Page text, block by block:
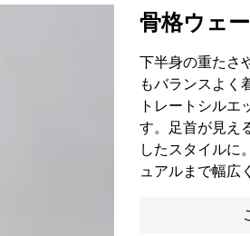
骨格ウェ
下半身の重たさ
もバランスよく
トレートシルエ
す。足首が見え
したスタイルに
ュアルまで幅広